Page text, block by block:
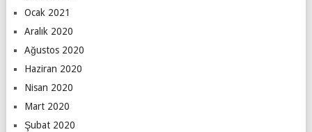
Ocak 2021
Aralık 2020
Ağustos 2020
Haziran 2020
Nisan 2020
Mart 2020
Şubat 2020